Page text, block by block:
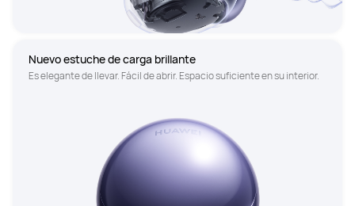
Nuevo estuche de carga brillante
Es elegante de llevar. Fácil de abrir. Espacio suficiente en su interior.